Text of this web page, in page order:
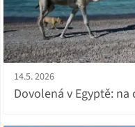
14.5. 2026
Dovolená v Egyptě: